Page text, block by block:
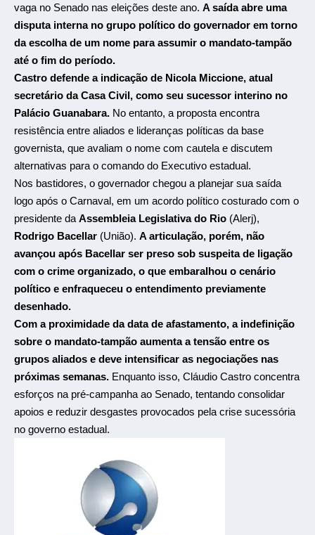
vaga no Senado nas eleições deste ano. A saída abre uma
disputa interna no grupo político do governador em torno
da escolha de um nome para assumir o mandato-tampão
até o fim do período.
Castro defende a indicação de Nicola Miccione, atual
secretário da Casa Civil, como seu sucessor interino no
Palácio Guanabara. No entanto, a proposta encontra
resistência entre aliados e lideranças políticas da base
governista, que avaliam o nome com cautela e discutem
alternativas para o comando do Executivo estadual.
Nos bastidores, o governador chegou a planejar sua saída
logo após o Carnaval, em um acordo político costurado com o
presidente da Assembleia Legislativa do Rio (Alerj),
Rodrigo Bacellar (União). A articulação, porém, não
avançou após Bacellar ser preso sob suspeita de ligação
com o crime organizado, o que embaralhou o cenário
político e enfraqueceu o entendimento previamente
desenhado.
Com a proximidade da data de afastamento, a indefinição
sobre o mandato-tampão aumenta a tensão entre os
grupos aliados e deve intensificar as negociações nas
próximas semanas. Enquanto isso, Cláudio Castro concentra
esforços na pré-campanha ao Senado, tentando consolidar
apoios e reduzir desgastes provocados pela crise sucessória
no governo estadual.